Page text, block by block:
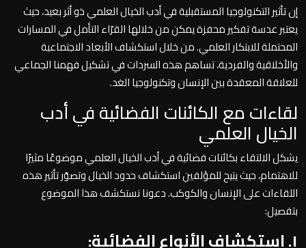
إن تأثير التكنولوجيا المستقبلية في أدب الخيال العلمي ذو أثر بعيد، حيث
يعتبر عدسة تفكير محفزة يمكن من خلالها القرّاء التأمل في المسارات
المحتملة للابتكار العلمي. من خلال استكشاف الأبعاد الاجتماعية
والأخلاقية والفردية، تساهم هذه السردات في تشكيل فهمنا الجماعي
للعلاقة المعقدة بين الإنسان وتكنولوجيا الغد.
لقاءات مع الكائنات الفضائية في أدب
الخيال العلمي
يشكل الالتقاء بكائنات فضائية في أدب الخيال العلمي موضوعًا مثيرًا
للاهتمام، حيث يتيح للمؤلفين استكشاف حدود الخيال وتصوّر تأثير هذه
اللقاءات على الإنسان والكوكب. دعونا نستكشف هذا الموضوع
بتفصيل:
١. استكشاف الأنواع الفضائية: